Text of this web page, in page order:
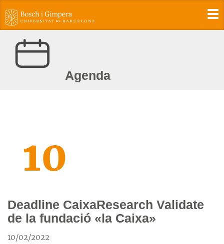
Agenda
10
Deadline CaixaResearch Validate
de la fundació «la Caixa»
10/02/2022